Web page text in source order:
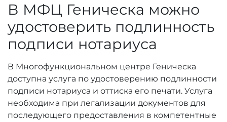
В МФЦ Геническа можно
удостоверить подлинность
подписи нотариуса
В Многофункциональном центре Геническа
доступна услуга по удостоверению подлинности
подписи нотариуса и оттиска его печати. Услуга
необходима при легализации документов для
последующего предоставления в компетентные